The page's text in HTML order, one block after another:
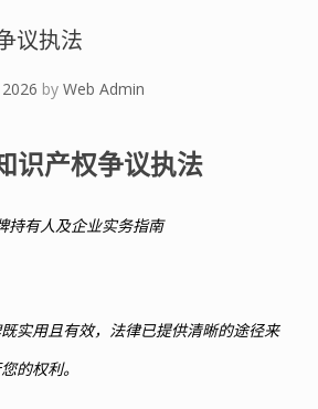
议执法
by Web Admin
识产权争议执法
持有人及企业实务指南
实用且有效，法律已提供清晰的途径来
的权利。